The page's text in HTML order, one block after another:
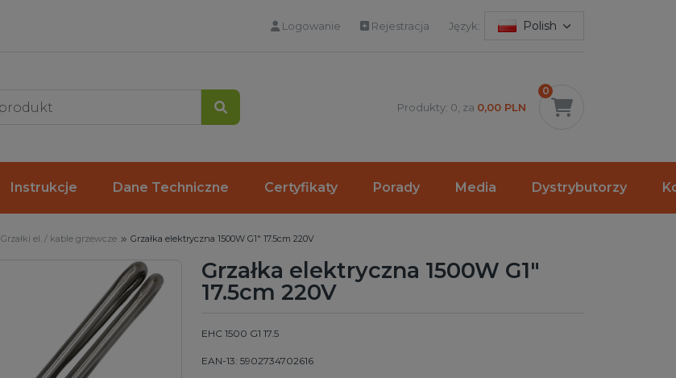
Logowanie Rejestracja Język: Polish
Szukaj
Produkty: 0, za 0,00 PLN
0
Instrukcje Dane Techniczne Certyfikaty Porady Media Dystrybutorzy
Grzałki el. / kable grzewcze Grzałka elektryczna 1500W G1" 17.5cm 220V
Grzałka elektryczna 1500W G1"
17.5cm 220V
EHC 1500 G1 17.5
EAN-13: 5902734702616